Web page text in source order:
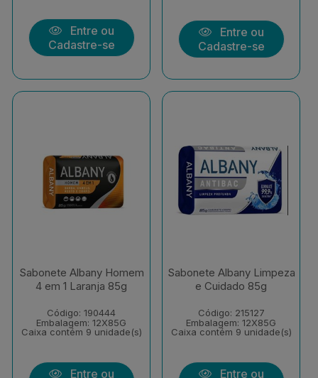
Entre ou
Cadastre-se
Entre ou
Cadastre-se
Sabonete Albany Homem
4 em 1 Laranja 85g
Código: 190444
Embalagem: 12X85G
Caixa contém 9 unidade(s)
Entre ou
Sabonete Albany Limpeza
e Cuidado 85g
Código: 215127
Embalagem: 12X85G
Caixa contém 9 unidade(s)
Entre ou